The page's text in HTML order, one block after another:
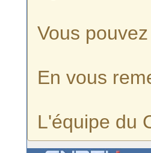
Vous
En vous
L'équipe du